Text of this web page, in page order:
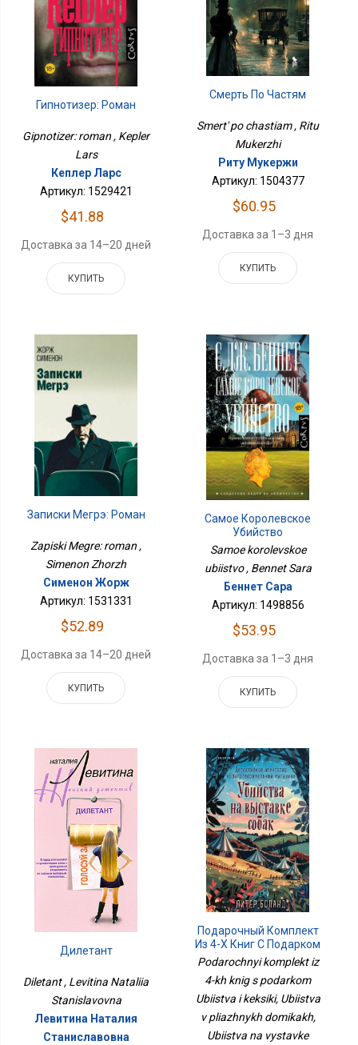
Гипнотизер: Роман
Gipnotizer: roman , Kepler
Lars
Кеплер Ларс
Артикул: 1529421
$41.88
Доставка за 14–20 дней
КУПИТЬ
Смерть По Частям
Smert' po chastiam , Ritu
Mukerzhi
Риту Мукержи
Артикул: 1504377
$60.95
Доставка за 1–3 дня
КУПИТЬ
Записки Мегрэ: Роман
Zapiski Megre: roman ,
Simenon Zhorzh
Сименон Жорж
Артикул: 1531331
$52.89
Доставка за 14–20 дней
КУПИТЬ
Самое Королевское
Убийство
Samoe korolevskoe
ubiistvo , Bennet Sara
Беннет Сара
Артикул: 1498856
$53.95
Доставка за 1–3 дня
КУПИТЬ
Дилетант
Diletant , Levitina Nataliia
Stanislavovna
Левитина Наталия
Станиславовна
Подарочный Комплект
Из 4-Х Книг С Подарком
Убийства И Кексики,
Убийства В Пляжных
Домиках, Убийства На
Выставке Собак,
Зверские Убийства В
Тенистой Лощине
Podarochnyi komplekt iz
4-kh knig s podarkom
Ubiistva i keksiki, Ubiistva
v pliazhnykh domikakh,
Ubiistva na vystavke